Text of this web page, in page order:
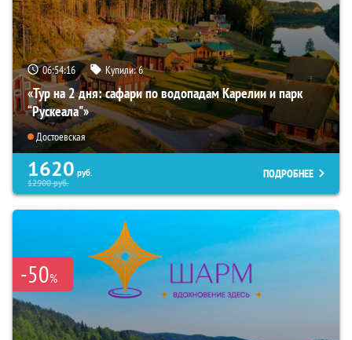
06:54:14 Купили:6
«Тур на 2 дня: сафари по водопадам Карелии и парк
“Рускеала"»
Достоевская
1620 руб.
12900руб.
ПОДРОБНЕЕ
-50%